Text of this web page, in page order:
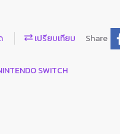
เปรียบเทียบ Share
SWITCH